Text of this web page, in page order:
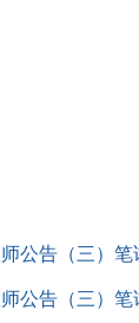
公告（三）笔
公告（三）笔